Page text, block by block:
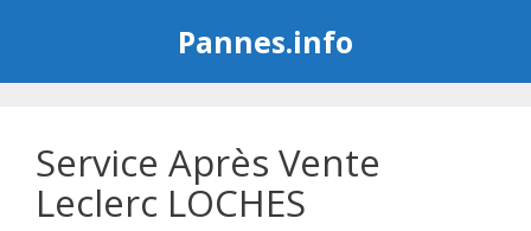
Pannes.info
Service Après Vente
Leclerc LOCHES